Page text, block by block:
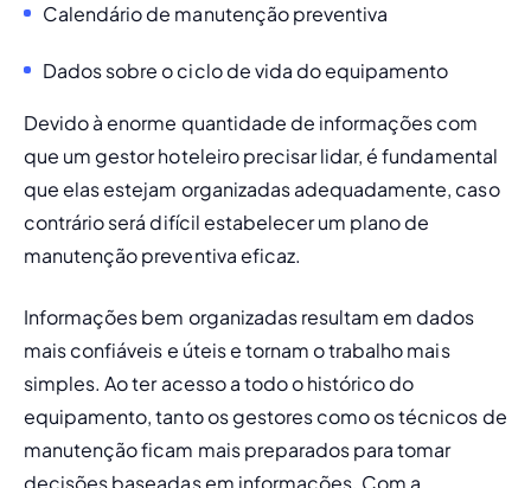
Calendário de manutenção preventiva
Dados sobre o ciclo de vida do equipamento
Devido à enorme quantidade de informações com
que um gestor hoteleiro precisar lidar, é fundamental
que elas estejam organizadas adequadamente, caso
contrário será difícil estabelecer um plano de
manutenção preventiva eficaz.
Informações bem organizadas resultam em dados
mais confiáveis e úteis e tornam o trabalho mais
simples. Ao ter acesso a todo o histórico do
equipamento, tanto os gestores como os técnicos de
manutenção ficam mais preparados para tomar